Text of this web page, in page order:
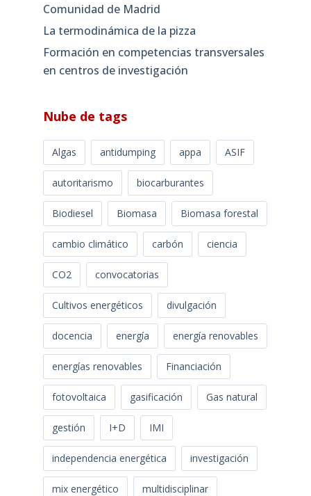
Comunidad de Madrid
La termodinámica de la pizza
Formación en competencias transversales
en centros de investigación
Nube de tags
Algas antidumping appa ASIF
autoritarismo biocarburantes
Biodiesel Biomasa Biomasa forestal
cambio climático carbón ciencia
CO2 convocatorias
Cultivos energéticos divulgación
docencia energía energía renovables
energías renovables Financiación
fotovoltaica gasificación Gas natural
gestión I+D IMI
independencia energética investigación
mix energético multidisciplinar